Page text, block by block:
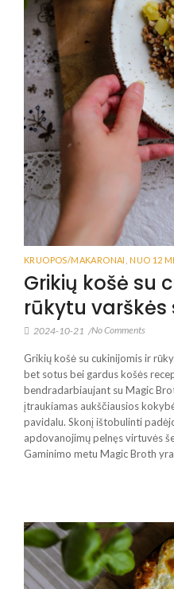
KRUOPOS/MAKARONAI NUO 12
Grikių košė su
rūkytu varškės
2024-10-21 /No Comments
Grikių košė su cukinijomis ir
bet sotus bei gardus košės
bendradarbiaujant su Magic
įtraukiamas aukščiausios
pavidalu. Skonį ištobulinti
apdovanojimų pelnęs virtuvės
Gaminimo metu Magic Broth